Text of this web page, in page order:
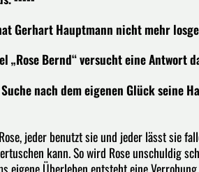
Gerhart Hauptmann nicht mehr
Bernd“ versucht eine Antwort
nach dem eigenen Glück seine
jeder benutzt sie und jeder lässt sie
kann. So wird Rose unschuldig